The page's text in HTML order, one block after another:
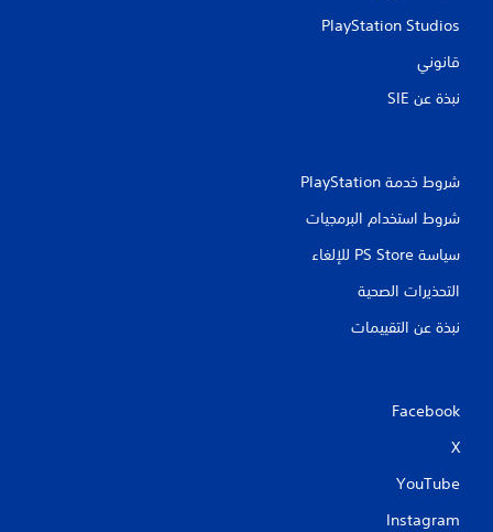
PlayStation Studios
قانوني
نبذة عن SIE‏
شروط خدمة PlayStation‏
شروط استخدام البرمجيات
سياسة PS Store للإلغاء
التحذيرات الصحية
نبذة عن التقييمات
Facebook
X
YouTube
Instagram